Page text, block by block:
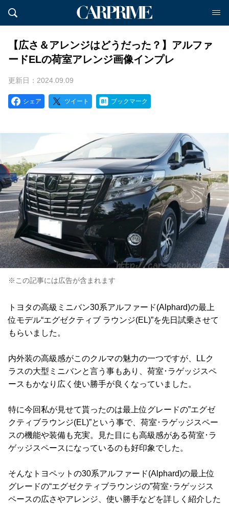
【広さ＆アレンジはどうだった？】アルファ
ードELの荷室アレンジ画像インプレ
更新日：2024.09.09
シェア ツイート ブックマーク
※この記事には広告が含まれます
トヨタの高級ミニバン30系アルファード(Alphard)の最上
位モデル“エグゼクティブ ラウンジ(EL)”を先日試乗させて
もらいました。
内外装の高級感がこのクルマの魅力の一つですが、LLク
ラスの大型ミニバンと言う事もあり、荷室･ラゲッジスペ
ースもかなり広く使い勝手が良くなっていました。
特に今回私が見せて貰ったのは最上位グレードの”エグゼ
クティブラウンジ(EL)”という事で、荷室･ラゲッジスペー
スの機能や装備も充実。見た目にも高級感がある荷室･ラ
ゲッジスペースになっているのも好印象でした。
そんなトヨペットの30系アルファード(Alphard)の最上位
グレードの“エグゼクティブラウンジの”荷室･ラゲッジス
ペースの広さやアレンジ、使い勝手などを詳しく紹介した